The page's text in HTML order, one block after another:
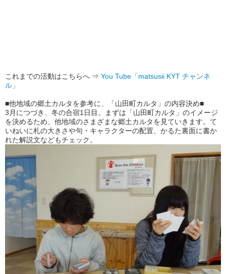
これまでの活動はこちらへ ⇒ You Tube「matsusii KYT チャンネ
ル」
■他地域の郷土カルタを参考に、「山田町カルタ」の内容決め■
3月につづき、冬の合宿1日目。まずは「山田町カルタ」のイメージ
を決めるため、他地域のさまざまな郷土カルタを見ていきます。て
いねいに札の大きさや句・キャラクターの配置、かるた裏面に書か
れた解説文などもチェック。